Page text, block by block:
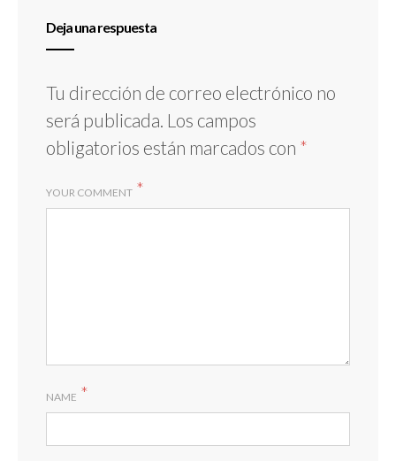
Deja una respuesta
Tu dirección de correo electrónico no
será publicada. Los campos
obligatorios están marcados con *
YOUR COMMENT *
NAME *